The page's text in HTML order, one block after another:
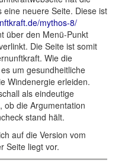
neuere Seite. Diese ist
mythos-8/
über den Menü-Punkt
Die Seite ist somit
Wie die
um gesundheitliche
Windenergie erleiden.
als eindeutige
ob die Argumentation
stand hält.
auf die Version vom
Seite liegt vor.